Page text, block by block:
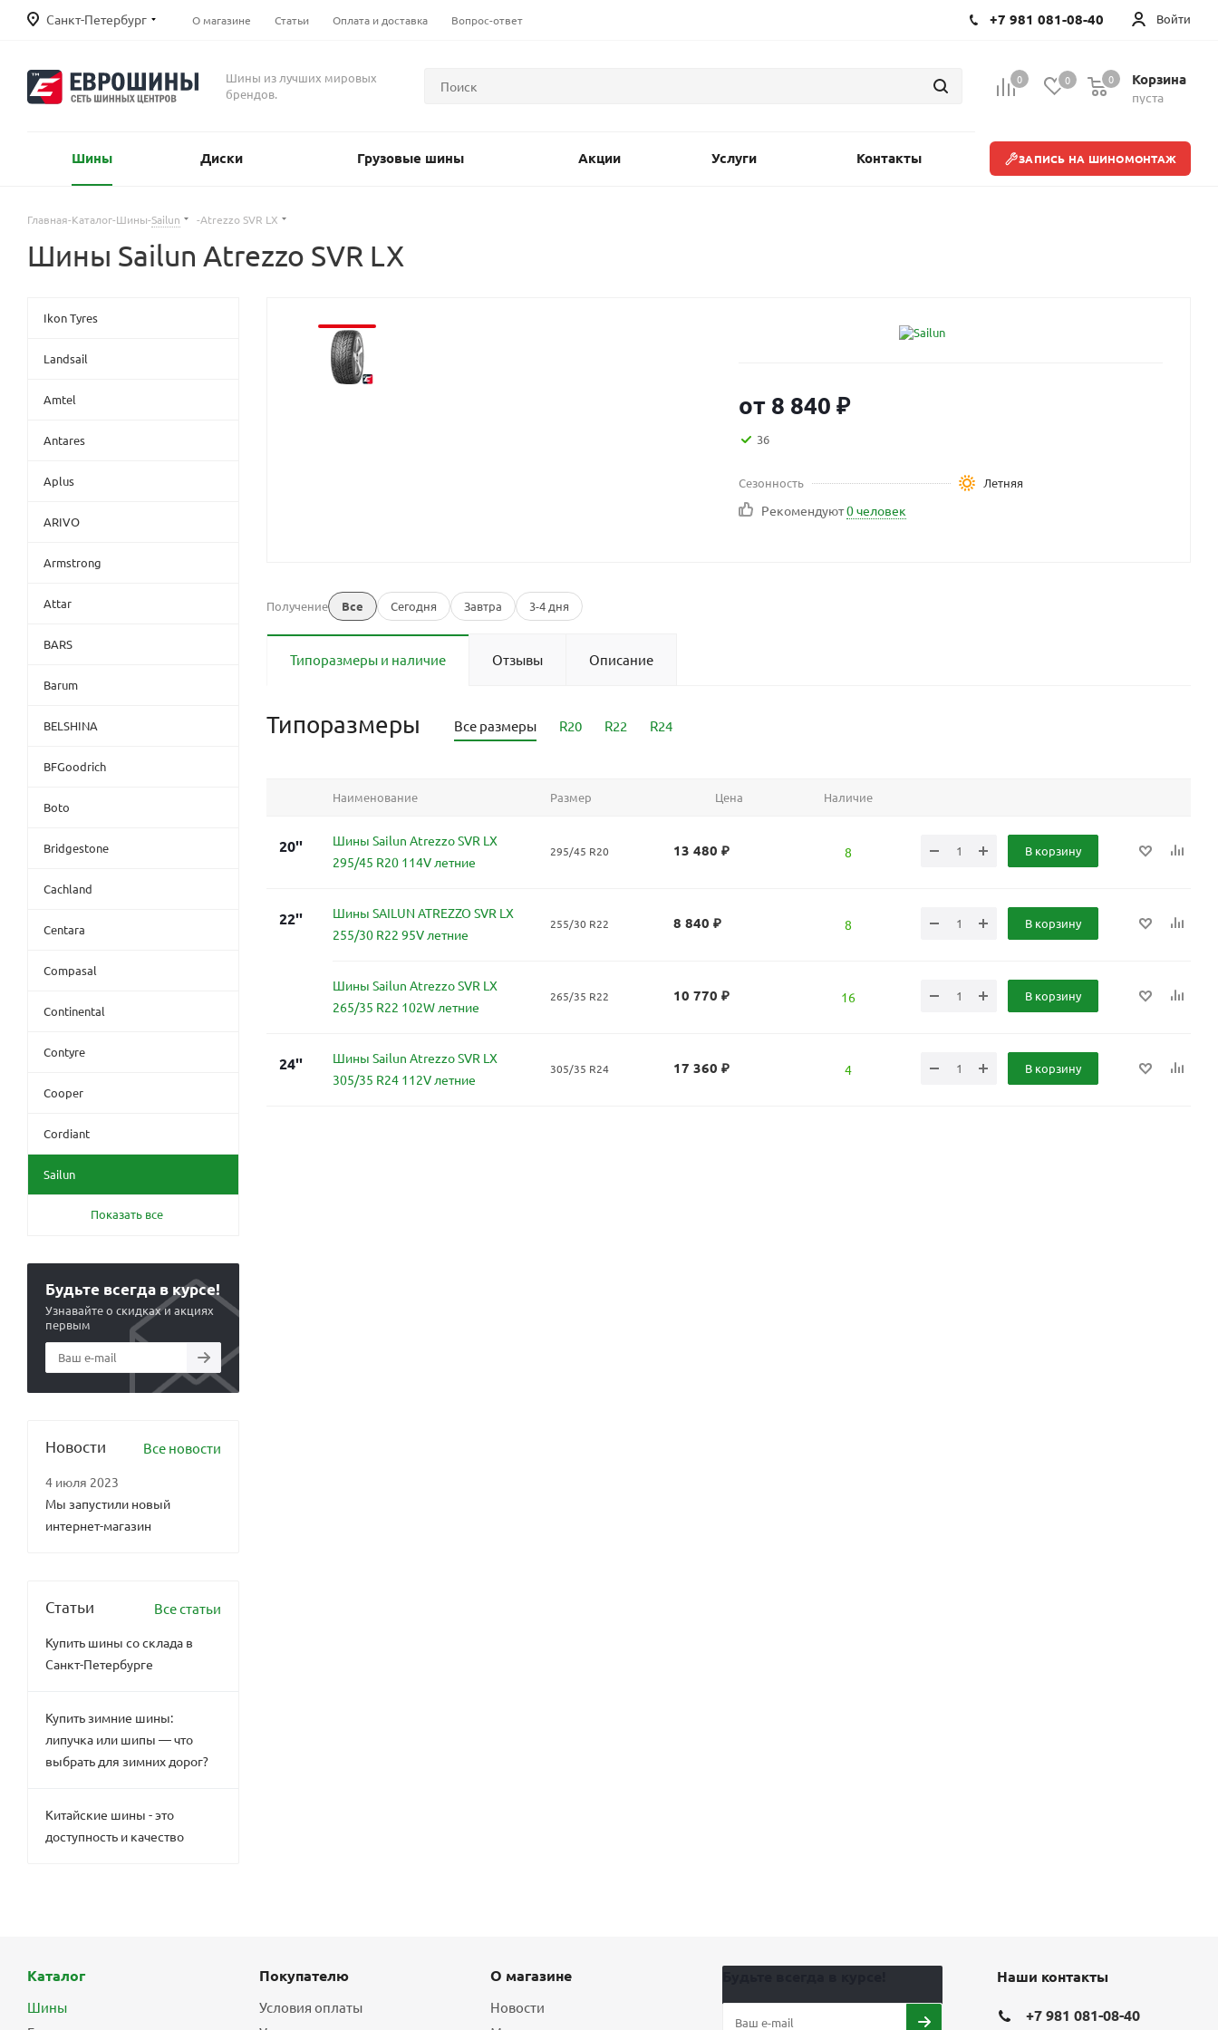
Санкт-Петербург О магазине Статьи Оплата и доставка Вопрос-ответ Войти
+7 981 081-08-40
Шины из лучших мировых
брендов.
0 0 Корзина
пуста
0
Шины Диски Грузовые шины Акции Услуги Контакты ЗАПИСЬ НА ШИНОМОНТАЖ
Главная-Каталог-Шины-Sailun -Atrezzo SVR LX
Шины Sailun Atrezzo SVR LX
от 8 840 ₽
36
Сезонность Летняя
Рекомендуют0 человек
Получение Все Сегодня Завтра 3-4 дня
Типоразмеры и наличие Отзывы Описание
Типоразмеры Все размеры R20 R22 R24
Наименование Размер Цена Наличие
20''
Шины Sailun Atrezzo SVR LX
295/45 R20 114V летние
295/45 R20 13 480 ₽ 8 В корзину
22''
Шины SAILUN ATREZZO SVR LX
255/30 R22 95V летние
255/30 R22 8 840 ₽ 8 В корзину
Шины Sailun Atrezzo SVR LX
265/35 R22 102W летние
265/35 R22 10 770 ₽ 16 В корзину
24''
Шины Sailun Atrezzo SVR LX
305/35 R24 112V летние
305/35 R24 17 360 ₽ 4 В корзину
Ikon Tyres
Landsail
Amtel
Antares
Aplus
ARIVO
Armstrong
Attar
BARS
Barum
BELSHINA
BFGoodrich
Boto
Bridgestone
Cachland
Centara
Compasal
Continental
Contyre
Cooper
Cordiant
Sailun
Показать все
Будьте всегда в курсе!
Узнавайте о скидках и акциях
первым
Новости Все новости
4 июля 2023
Мы запустили новый
интернет-магазин
Статьи Все статьи
Купить шины со склада в
Санкт-Петербурге
Купить зимние шины:
липучка или шипы — что
выбрать для зимних дорог?
Китайские шины - это
доступность и качество
Каталог
Шины
Покупателю
Условия оплаты
О магазине
Новости
Наши контакты
+7 981 081-08-40